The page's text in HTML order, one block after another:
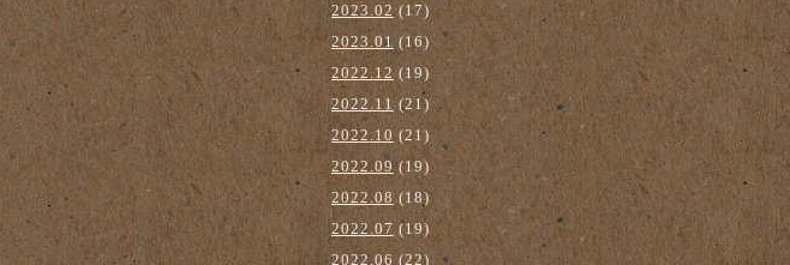
2023.02(17)
2023.01 (16)
2022.12(19)
2022.11 (21)
2022.10(21)
2022.09(19)
2022.08(18)
2022.07(19)
2022.06(22)